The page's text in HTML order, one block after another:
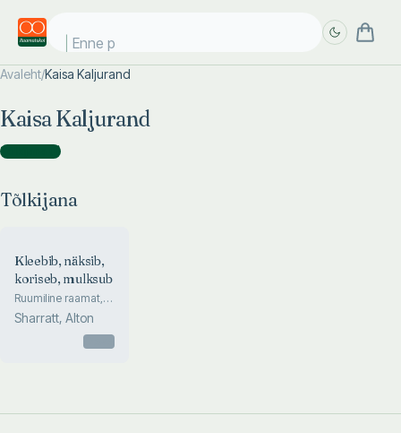
Enne päi
Avaleht/Kaisa Kaljurand
Kaisa Kaljurand
Tõlkijana )
Tõlkijana
Kleebib, näksib,
koriseb, mulksub
Ruumiline raamat,
mis selgitab, mis
juhtub toiduga sinu
Sharratt, Alton